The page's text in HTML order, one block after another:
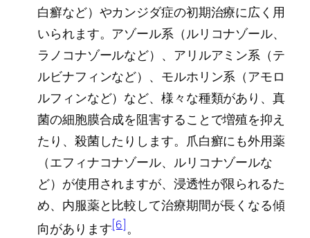
白癬など）やカンジダ症の初期治療に広く用
いられます。アゾール系（ルリコナゾール、
ラノコナゾールなど）、アリルアミン系（テ
ルビナフィンなど）、モルホリン系（アモロ
ルフィンなど）など、様々な種類があり、真
菌の細胞膜合成を阻害することで増殖を抑え
たり、殺菌したりします。爪白癬にも外用薬
（エフィナコナゾール、ルリコナゾールな
ど）が使用されますが、浸透性が限られるた
め、内服薬と比較して治療期間が長くなる傾
向があります[6]。